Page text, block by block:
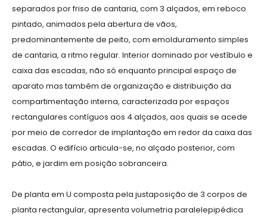
separados por friso de cantaria, com 3 alçados, em reboco
pintado, animados pela abertura de vãos,
predominantemente de peito, com emolduramento simples
de cantaria, a ritmo regular. Interior dominado por vestíbulo e
caixa das escadas, não só enquanto principal espaço de
aparato mas também de organização e distribuição da
compartimentação interna, caracterizada por espaços
rectangulares contíguos aos 4 alçados, aos quais se acede
por meio de corredor de implantação em redor da caixa das
escadas. O edifício articula-se, no alçado posterior, com
pátio, e jardim em posição sobranceira.
De planta em U composta pela justaposição de 3 corpos de
planta rectangular, apresenta volumetria paralelepipédica